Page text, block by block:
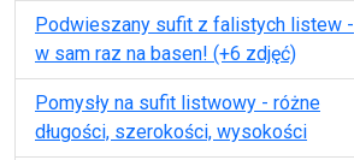
Podwieszany sufit z falistych listew -
w sam raz na basen! (+6 zdjęć)
Pomysły na sufit listwowy - różne
długości, szerokości, wysokości